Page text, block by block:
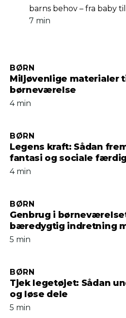
7 min
barns behov – fra baby
Miljøvenlige materialer
børneværelse
BØRN
4 min
Legens kraft: Sådan
fantasi og sociale
BØRN
4 min
Genbrug i
bæredygtig indretning
BØRN
5 min
Tjek legetøjet: Sådan
og løse dele
BØRN
5 min